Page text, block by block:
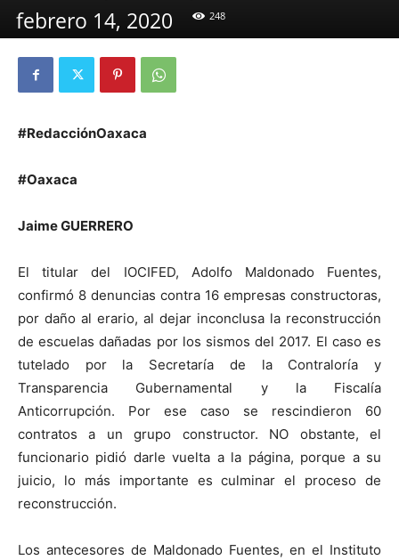
febrero 14, 2020 248
#RedacciónOaxaca
#Oaxaca
Jaime GUERRERO
El titular del IOCIFED, Adolfo Maldonado Fuentes,
confirmó 8 denuncias contra 16 empresas constructoras,
por daño al erario, al dejar inconclusa la reconstrucción
de escuelas dañadas por los sismos del 2017. El caso es
tutelado por la Secretaría de la Contraloría y
Transparencia Gubernamental y la Fiscalía
Anticorrupción. Por ese caso se rescindieron 60
contratos a un grupo constructor. NO obstante, el
funcionario pidió darle vuelta a la página, porque a su
juicio, lo más importante es culminar el proceso de
reconstrucción.
Los antecesores de Maldonado Fuentes, en el Instituto